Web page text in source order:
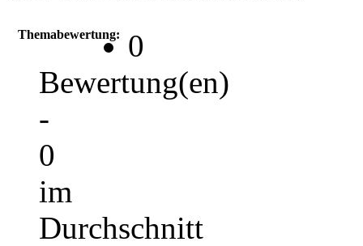
Themabewertung:
0
Bewertung(en)
-
0
im
Durchschnitt